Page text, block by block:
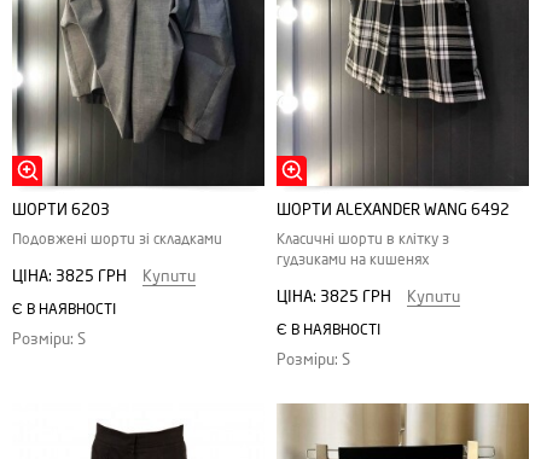
ШОРТИ 6203
Подовжені шорти зі складками
ЦІНА: 3825 ГРН Купити
Є В НАЯВНОСТІ
Розміри: S
ШОРТИ ALEXANDER WANG 6492
Класичні шорти в клітку з
гудзиками на кишенях
ЦІНА: 3825 ГРН Купити
Є В НАЯВНОСТІ
Розміри: S